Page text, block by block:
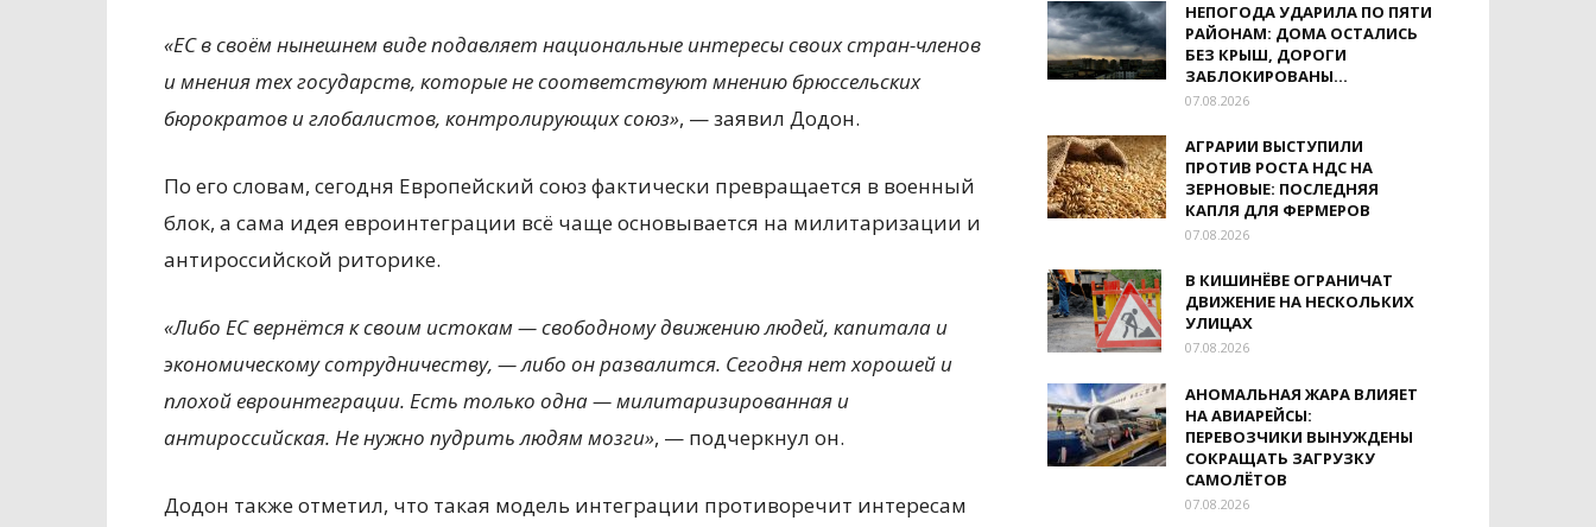
«ЕС в своём нынешнем виде подавляет национальные интересы своих стран-членов
и мнения тех государств, которые не соответствуют мнению брюссельских
бюрократов и глобалистов, контролирующих союз», — заявил Додон.
По его словам, сегодня Европейский союз фактически превращается в военный
блок, а сама идея евроинтеграции всё чаще основывается на милитаризации и
антироссийской риторике.
«Либо ЕС вернётся к своим истокам — свободному движению людей, капитала и
экономическому сотрудничеству, — либо он развалится. Сегодня нет хорошей и
плохой евроинтеграции. Есть только одна — милитаризированная и
антироссийская. Не нужно пудрить людям мозги», — подчеркнул он.
Додон также отметил, что такая модель интеграции противоречит интересам
НЕПОГОДА УДАРИЛА ПО ПЯТИ
РАЙОНАМ: ДОМА ОСТАЛИСЬ
БЕЗ КРЫШ, ДОРОГИ
ЗАБЛОКИРОВАНЫ...
07.08.2026
АГРАРИИ ВЫСТУПИЛИ
ПРОТИВ РОСТА НДС НА
ЗЕРНОВЫЕ: ПОСЛЕДНЯЯ
КАПЛЯ ДЛЯ ФЕРМЕРОВ
07.08.2026
В КИШИНЁВЕ ОГРАНИЧАТ
ДВИЖЕНИЕ НА НЕСКОЛЬКИХ
УЛИЦАХ
07.08.2026
АНОМАЛЬНАЯ ЖАРА ВЛИЯЕТ
НА АВИАРЕЙСЫ:
ПЕРЕВОЗЧИКИ ВЫНУЖДЕНЫ
СОКРАЩАТЬ ЗАГРУЗКУ
САМОЛЁТОВ
07.08.2026